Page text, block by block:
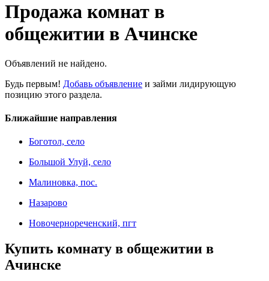
Продажа комнат в
общежитии в Ачинске
Объявлений не найдено.
Будь первым! Добавь объявление и займи лидирующую
позицию этого раздела.
Ближайшие направления
Боготол, село
Большой Улуй, село
Малиновка, пос.
Назарово
Новочернореченский, пгт
Купить комнату в общежитии в
Ачинске